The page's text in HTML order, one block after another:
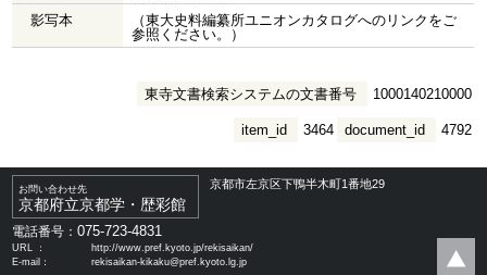
影写本
（東大史料編纂所ユニオンカタログへのリンクをご
参照ください。）
東寺文書検索システムの文書番号 1000140210000
document_id 4792
item_id 3464
お問い合わせ先
京都府立京都学・歴彩館
京都市左京区下鴨半木町1番地29
電話番号：075-723-4831
URL ：
http://www.pref.kyoto.jp/rekisaikan/
E-mail：
rekisaikan-kikaku@pref.kyoto.lg.jp